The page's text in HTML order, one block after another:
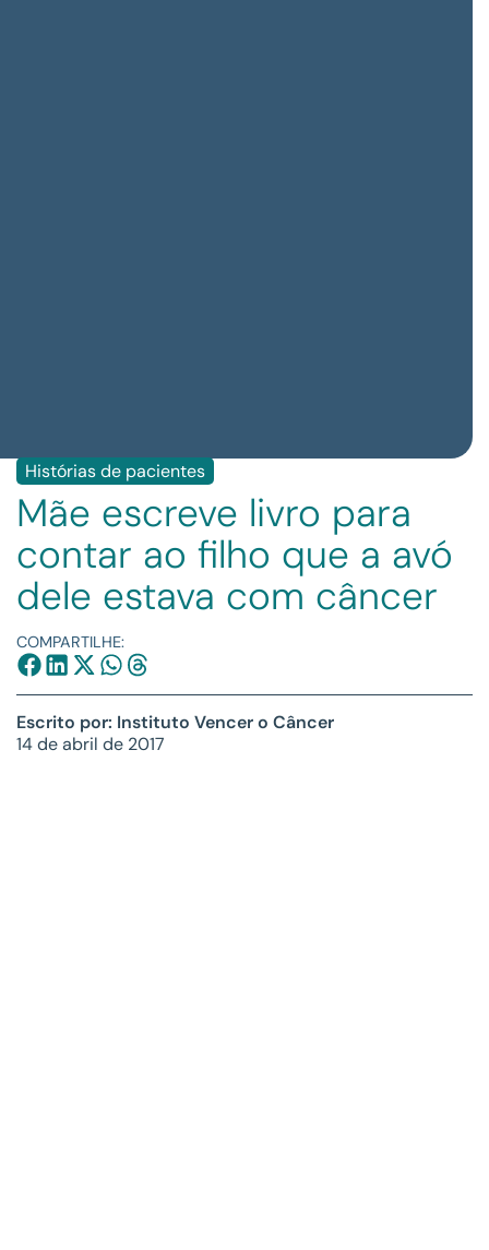
Histórias de pacientes
Mãe escreve livro para
contar ao filho que a avó
dele estava com câncer
COMPARTILHE:
Escrito por: Instituto Vencer o Câncer
14 de abril de 2017